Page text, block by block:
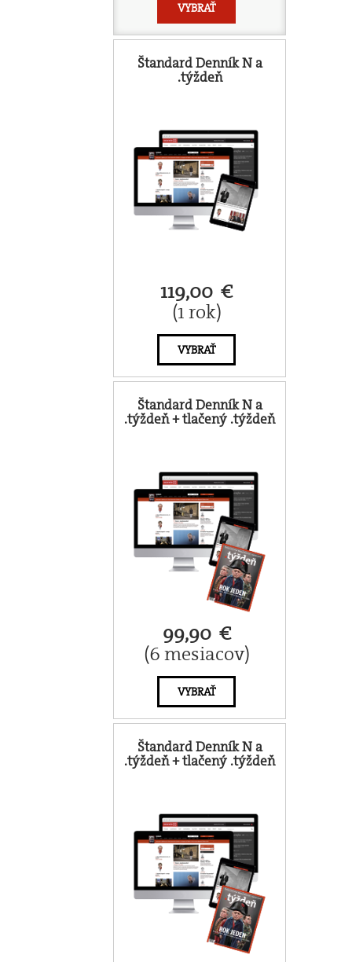
VYBRAŤ
Štandard Denník N a
.týždeň
119,00 €
(1 rok)
VYBRAŤ
Štandard Denník N a
.týždeň + tlačený .týždeň
99,90 €
(6 mesiacov)
VYBRAŤ
Štandard Denník N a
.týždeň + tlačený .týždeň